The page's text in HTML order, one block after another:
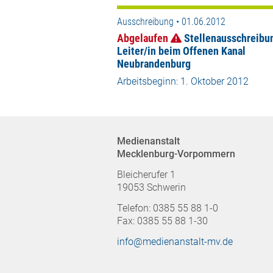
Ausschreibung • 01.06.2012
Abgelaufen
Leiter/in beim Offenen Kanal
Neubrandenburg
Arbeitsbeginn: 1. Oktober 2012
Medienanstalt
Mecklenburg-Vorpommern
Bleicherufer 1
19053 Schwerin
Telefon: 0385 55 88 1-0
Fax: 0385 55 88 1-30
info@medienanstalt-mv.de